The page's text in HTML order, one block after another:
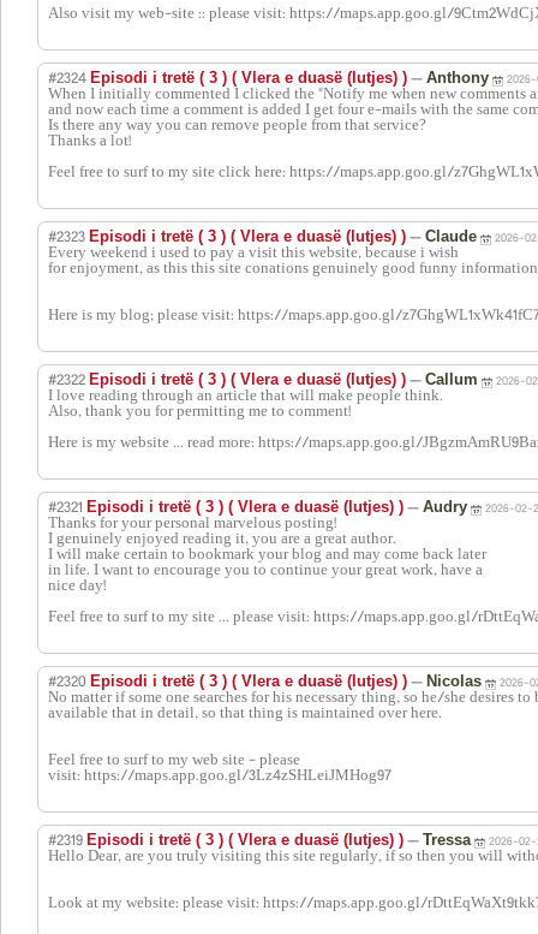
Also visit my web-site :: please visit: https://maps.app.goo.gl/
#2324 Episodi i tretë ( 3 ) ( Vlera e duasë (lutjes) ) — Anthony
When I initially commented I clicked the "Notify me when new comments
and now each time a comment is added I get four e-mails with the same
Is there any way you can remove people from that service?
Thanks a lot!
Feel free to surf to my site click here: https://maps.app.goo.gl/
#2323 Episodi i tretë ( 3 ) ( Vlera e duasë (lutjes) ) — Claude 2026-
Every weekend i used to pay a visit this website, because i wish
for enjoyment, as this this site conations genuinely good funny
Here is my blog; please visit: https://maps.app.goo.gl/
#2322 Episodi i tretë ( 3 ) ( Vlera e duasë (lutjes) ) — Callum 2026-
I love reading through an article that will make people think.
Also, thank you for permitting me to comment!
Here is my website ... read more: https://maps.app.goo.gl/
#2321 Episodi i tretë ( 3 ) ( Vlera e duasë (lutjes) ) — Audry 2026-02-
Thanks for your personal marvelous posting!
I genuinely enjoyed reading it, you are a great author.
I will make certain to bookmark your blog and may come back later
in life. I want to encourage you to continue your great work, have a
nice day!
Feel free to surf to my site ... please visit: https://maps.app.goo.gl/
#2320 Episodi i tretë ( 3 ) ( Vlera e duasë (lutjes) ) — Nicolas 2026-
No matter if some one searches for his necessary thing, so he/she desires to
available that in detail, so that thing is maintained over here.
Feel free to surf to my web site - please
visit: https://maps.app.goo.gl/3Lz4zSHLeiJMHog97
#2319 Episodi i tretë ( 3 ) ( Vlera e duasë (lutjes) ) — Tressa 2026-
Hello Dear, are you truly visiting this site regularly, if so then you will
Look at my website: please visit: https://maps.app.goo.gl/